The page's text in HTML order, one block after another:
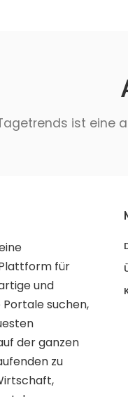
ist eine
für
und
suchen,
der ganzen
zu